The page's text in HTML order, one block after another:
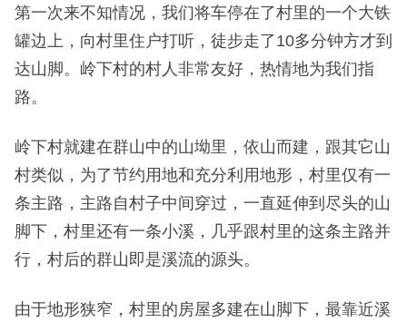
第一次来不知情况，我们将车停在了村里的一个大铁
罐边上，向村里住户打听，徒步走了10多分钟方才到
达山脚。岭下村的村人非常友好，热情地为我们指
路。
岭下村就建在群山中的山坳里，依山而建，跟其它山
村类似，为了节约用地和充分利用地形，村里仅有一
条主路，主路自村子中间穿过，一直延伸到尽头的山
脚下，村里还有一条小溪，几乎跟村里的这条主路并
行，村后的群山即是溪流的源头。
由于地形狭窄，村里的房屋多建在山脚下，最靠近溪